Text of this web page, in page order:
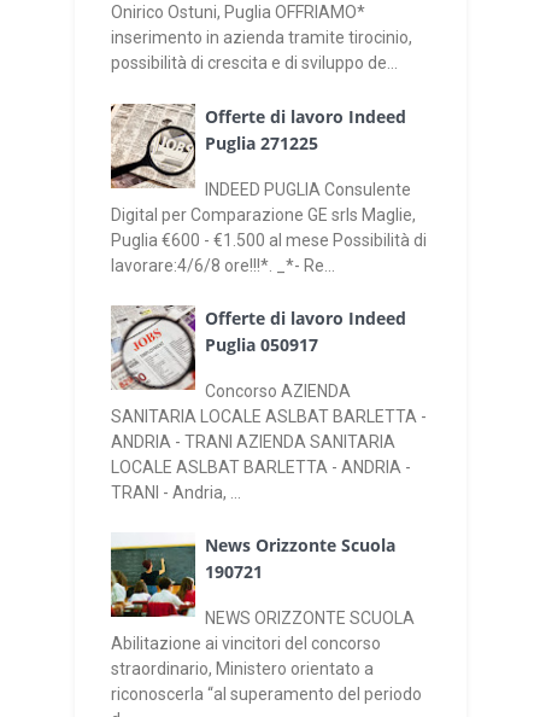
Onirico Ostuni, Puglia OFFRIAMO*
inserimento in azienda tramite tirocinio,
possibilità di crescita e di sviluppo de...
Offerte di lavoro Indeed
Puglia 271225
INDEED PUGLIA Consulente
Digital per Comparazione GE srls Maglie,
Puglia €600 - €1.500 al mese Possibilità di
lavorare:4/6/8 ore!!!*. _*- Re...
Offerte di lavoro Indeed
Puglia 050917
Concorso AZIENDA
SANITARIA LOCALE ASLBAT BARLETTA -
ANDRIA - TRANI AZIENDA SANITARIA
LOCALE ASLBAT BARLETTA - ANDRIA -
TRANI - Andria, ...
News Orizzonte Scuola
190721
NEWS ORIZZONTE SCUOLA
Abilitazione ai vincitori del concorso
straordinario, Ministero orientato a
riconoscerla “al superamento del periodo